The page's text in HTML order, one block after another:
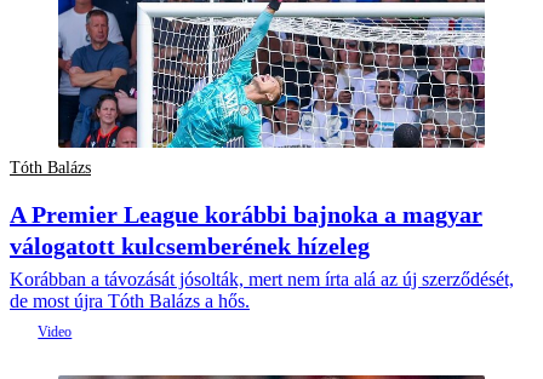
Tóth Balázs
A Premier League korábbi bajnoka a magyar
válogatott kulcsemberének hízeleg
Korábban a távozását jósolták, mert nem írta alá az új szerződését,
de most újra Tóth Balázs a hős.